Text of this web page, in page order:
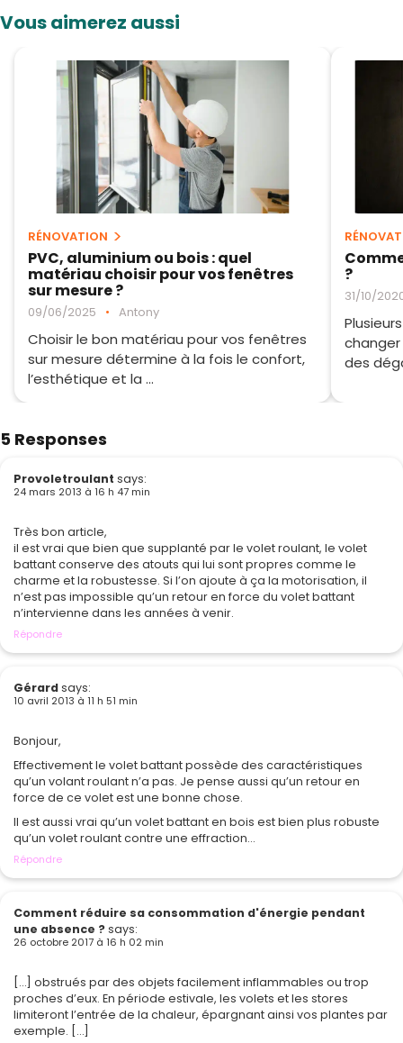
Vous aimerez aussi
RÉNOVATION
PVC, aluminium ou bois : quel
matériau choisir pour vos fenêtres
sur mesure ?
09/06/2025 • Antony
Choisir le bon matériau pour vos fenêtres
sur mesure détermine à la fois le confort,
l’esthétique et la ...
?
31/10/
changer
des
5 Responses
Provoletroulant says:
24 mars 2013 à 16 h 47 min
Très bon article,
il est vrai que bien que supplanté par le volet roulant, le volet
battant conserve des atouts qui lui sont propres comme le
charme et la robustesse. Si l’on ajoute à ça la motorisation, il
n’est pas impossible qu’un retour en force du volet battant
n’intervienne dans les années à venir.
Répondre
Gérardsays:
10 avril 2013 à 11 h 51 min
Bonjour,
Effectivement le volet battant possède des caractéristiques
qu’un volant roulant n’a pas. Je pense aussi qu’un retour en
force de ce volet est une bonne chose.
Il est aussi vrai qu’un volet battant en bois est bien plus robuste
qu’un volet roulant contre une effraction…
Répondre
Comment réduire sa consommation d'énergie pendant
une absence ?says:
26 octobre 2017 à 16 h 02 min
[…] obstrués par des objets facilement inflammables ou trop
proches d’eux. En période estivale, les volets et les stores
limiteront l’entrée de la chaleur, épargnant ainsi vos plantes par
exemple. […]